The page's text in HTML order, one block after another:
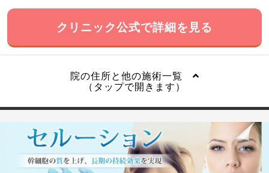
クリニック公式で詳細を見る
院の住所と他の施術一覧
（タップで開きます）